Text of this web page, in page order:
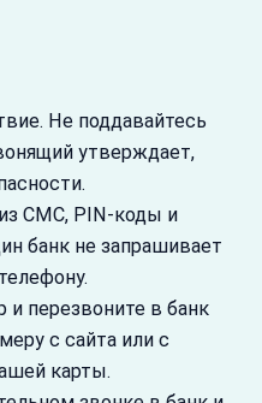
Не поддавайтесь
утверждает,
СМС, PIN-коды и
банк не запрашивает
и перезвоните в банк
с сайта или с
карты.